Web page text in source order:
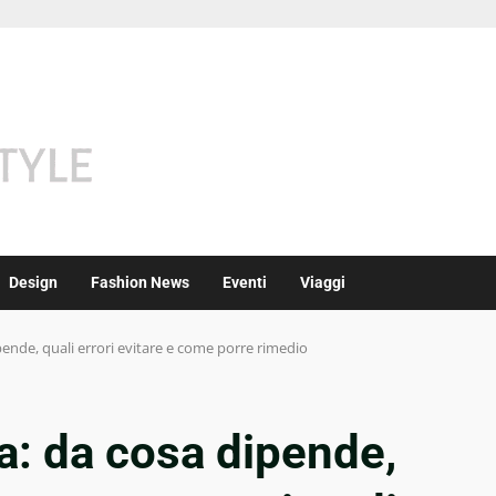
Design Fashion News Eventi Viaggi
quali errori evitare e come porre rimedio
da cosa dipende,